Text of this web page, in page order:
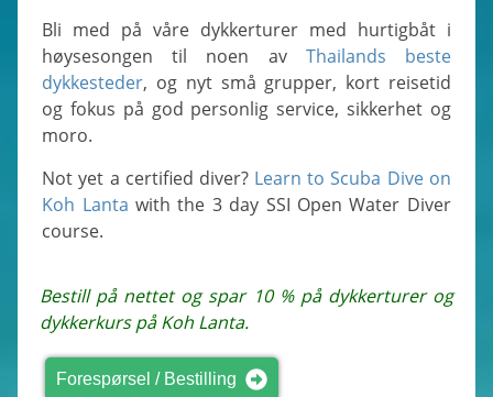
Bli med på våre dykkerturer med hurtigbåt i
høysesongen til noen av Thailands beste
dykkesteder, og nyt små grupper, kort reisetid
og fokus på god personlig service, sikkerhet og
moro.
Not yet a certified diver? Learn to Scuba Dive on
Koh Lanta with the 3 day SSI Open Water Diver
course.
Bestill på nettet og spar 10 % på dykkerturer og
dykkerkurs på Koh Lanta.
Forespørsel / Bestilling